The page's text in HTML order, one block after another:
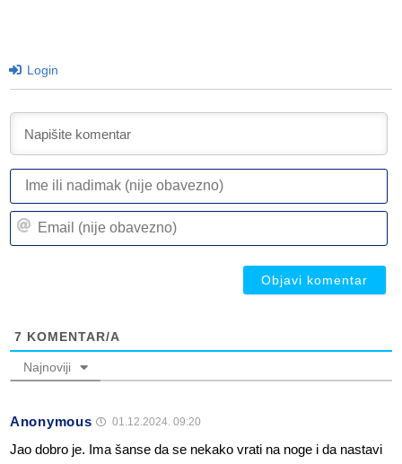
Login
7 KOMENTAR/A
Najnoviji
Anonymous 01.12.2024. 09:20
Jao dobro je. Ima šanse da se nekako vrati na noge i da nastavi